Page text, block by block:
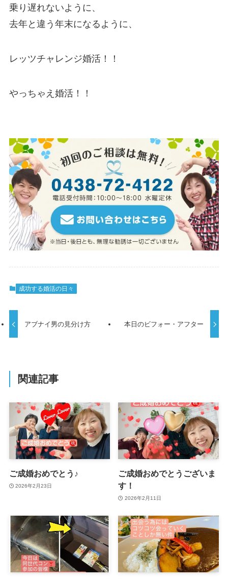
乗り遅れないように、
去年と違う年末になるように、
レッツチャレンジ婚活！！
やっちゃえ婚活！！
成功する婚活の日々
アブナイ男の見分け方 本日のビフォー・アフター
関連記事
ご成婚おめでとう♪
2026年2月23日
ご成婚おめでとうございま
す！
2026年2月11日